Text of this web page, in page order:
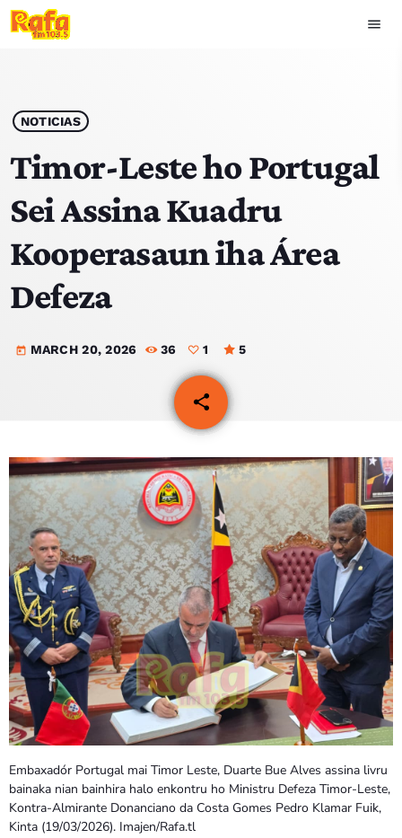
menu
play_arrow OUVIR RAFA
HOME
NOTISIA
EKIPA
TOP 15
VÍDEO SIRA
EVENTU SIRA
KONTAKTU SIRA
TÉTUM keyboard_arrow_down
TÉTUM
PORTUGUÊS
PRÓXIMOS PROGRAMAS
Bom dia RAFA
7:00 AM - 10:00 AM
Bom dia RAFA
7:00 AM - 9:00 AM
NOTICIAS
Timor-Leste ho Portugal
Sei Assina Kuadru
Kooperasaun iha Área
Defeza
today MARCH 20, 2026 36 1 5
share
email
Embaxadór Portugal mai Timor Leste, Duarte Bue Alves assina livru
bainaka nian bainhira halo enkontru ho Ministru Defeza Timor-Leste,
Kontra-Almirante Donanciano da Costa Gomes Pedro Klamar Fuik,
Kinta (19/03/2026). Imajen/Rafa.tl